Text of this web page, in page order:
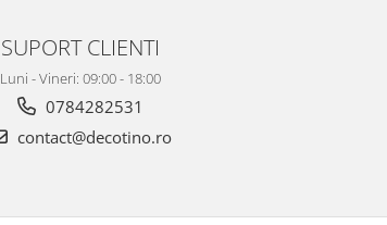
SUPORT CLIENTI
Luni - Vineri: 09:00 - 18:00
0784282531
contact@decotino.ro